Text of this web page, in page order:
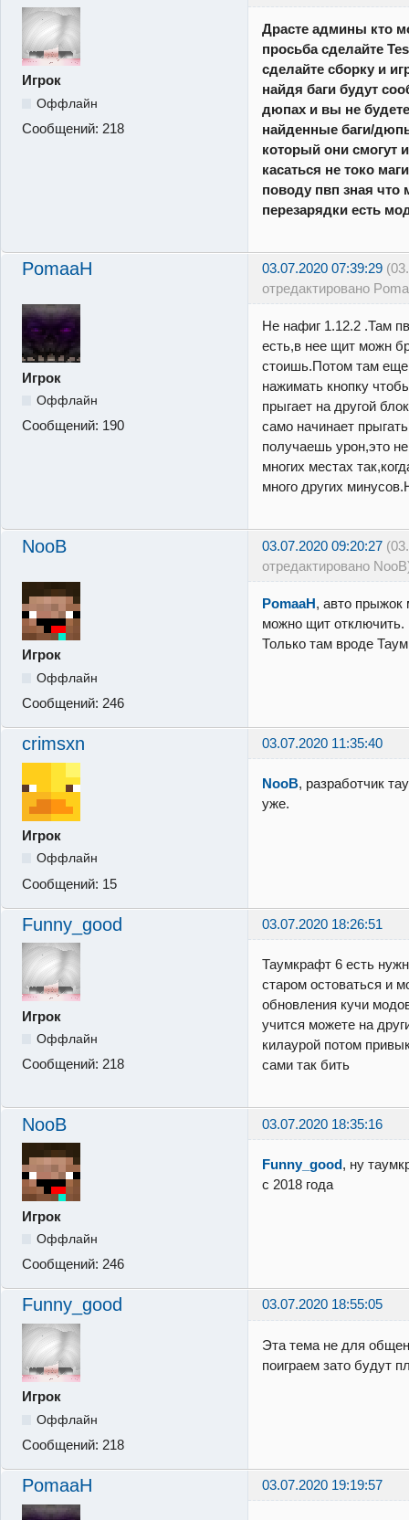
Игрок
Оффлайн
Сообщений: 218
Драсте админы кто
просьба сделайте
сделайте сборку и
найдя баги будут
дюпах и вы не
найденные баги/
который они смогут
касаться не токо
поводу пвп зная что
перезарядки есть
PomaaH 03.07.2020 07:39:29
отредактировано
Игрок
Оффлайн
Сообщений: 190
Не нафиг 1.12.2 .Там
есть,в нее щит можн
стоишь.Потом там
нажимать кнопку
прыгает на другой
само начинает
получаешь урон,это
многих местах
много других
NooB 03.07.2020 09:20:27
отредактировано
Игрок
Оффлайн
Сообщений: 246
PomaaH, авто прыжок
можно щит
Только там вроде
crimsxn 03.07.2020 11:35:40
Игрок
Оффлайн
Сообщений: 15
NooB, разработчик
уже.
Funny_good 03.07.2020 18:26:51
Игрок
Оффлайн
Сообщений: 218
Таумкрафт 6 есть
старом остоваться и
обновления кучи
учится можете на
килаурой потом
сами так бить
NooB 03.07.2020 18:35:16
Игрок
Оффлайн
Сообщений: 246
Funny_good, ну
с 2018 года
Funny_good 03.07.2020 18:55:05
Игрок
Оффлайн
Сообщений: 218
Эта тема не для
поиграем зато будут
PomaaH 03.07.2020 19:19:57